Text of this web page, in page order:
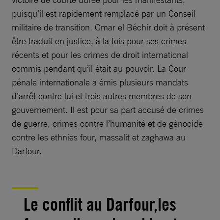
puisqu’il est rapidement remplacé par un Conseil
militaire de transition. Omar el Béchir doit à présent
être traduit en justice, à la fois pour ses crimes
récents et pour les crimes de droit international
commis pendant qu’il était au pouvoir. La Cour
pénale internationale a émis plusieurs mandats
d’arrêt contre lui et trois autres membres de son
gouvernement. Il est pour sa part accusé de crimes
de guerre, crimes contre l’humanité et de génocide
contre les ethnies four, massalit et zaghawa au
Darfour.
Le conflit au Darfour,les